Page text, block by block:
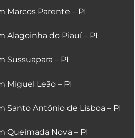
Marcos Parente – PI
Alagoinha do Piauí – PI
Sussuapara – PI
Miguel Leão – PI
Santo Antônio de Lisboa – PI
Queimada Nova – PI